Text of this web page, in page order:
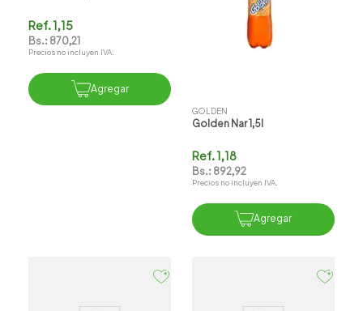
Ref.1,15
Bs.: 870,21
Precios no incluyen IVA.
Agregar
GOLDEN
Golden Nar 1,5l
Ref.1,18
Bs.: 892,92
Precios no incluyen IVA.
Agregar